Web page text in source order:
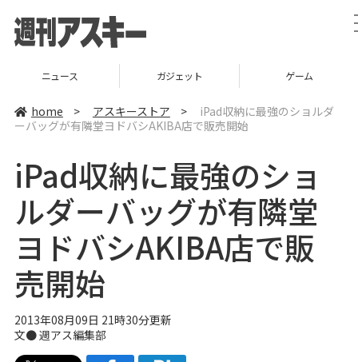
ニュース ガジェット ゲーム
home > アスキーストア >
iPad収納に最強のショルダ
ーバッグが有隣堂ヨドバシAKIBA店で販売開始
iPad収納に最強のショ
ルダーバッグが有隣堂
ヨドバシAKIBA店で販
売開始
2013年08月09日 21時30分更新
文●週アス編集部